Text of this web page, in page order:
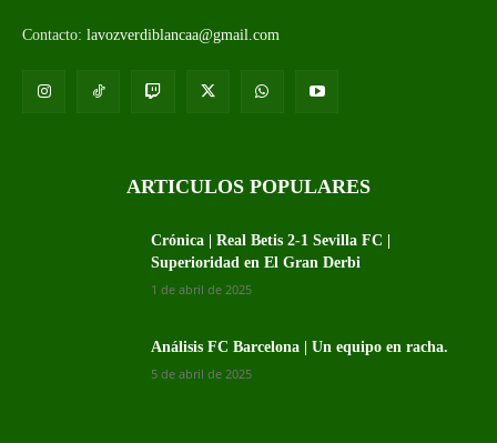
Contacto: lavozverdiblancaa@gmail.com
ARTICULOS POPULARES
Crónica | Real Betis 2-1 Sevilla FC |
Superioridad en El Gran Derbi
1 de abril de 2025
Análisis FC Barcelona | Un equipo en racha.
5 de abril de 2025